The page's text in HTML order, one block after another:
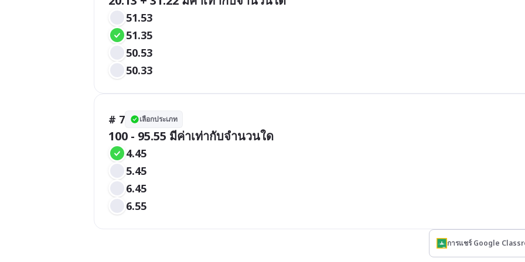
51.53
51.35
50.53
50.33
# 7 เลือกประเภท
100 - 95.55 มีค่าเท่ากับจำนวนใด
4.45
5.45
6.45
6.55
การแชร์ Google